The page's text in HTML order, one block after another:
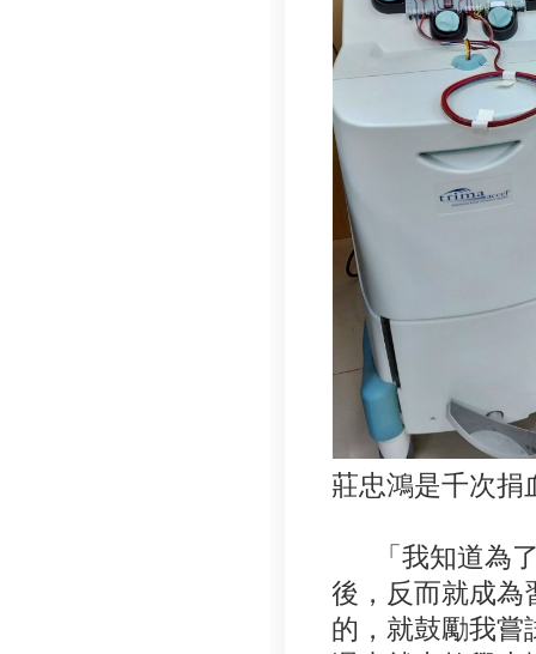
莊忠鴻是千次捐
「我知道為了
後，反而就成為
的，就鼓勵我嘗